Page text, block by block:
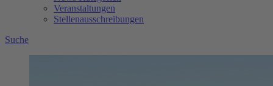
Veranstaltungen
Stellenausschreibungen
Suche